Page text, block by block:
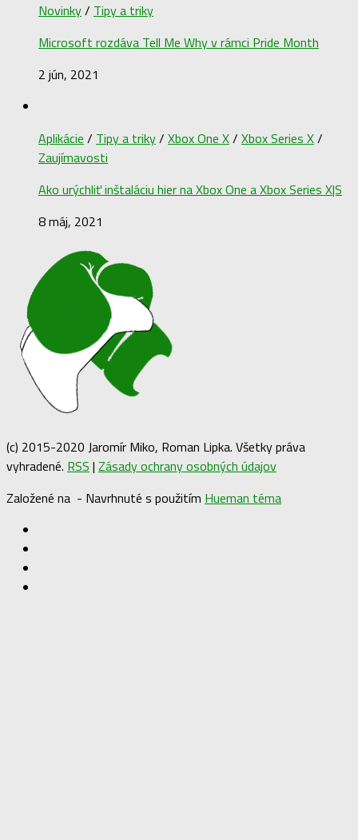
Novinky/ Tipy a triky
Microsoft rozdáva Tell Me Why v rámci Pride Month
2 jún, 2021
Aplikácie / Tipy a triky/ Xbox One X/ Xbox Series X/
Zaujímavosti
Ako urýchliť inštaláciu hier na Xbox One a Xbox Series X|S
8 máj, 2021
(c) 2015-2020 Jaromír Miko, Roman Lipka. Všetky práva
vyhradené. RSS | Zásady ochrany osobných údajov
Založené na - Navrhnuté s použitím Hueman téma